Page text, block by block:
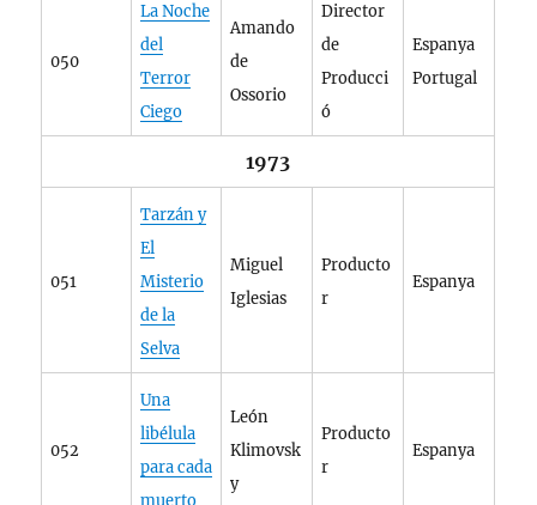
050
La Noche
del
Terror
Ciego
Amando
de
Ossorio
Director
de
Producci
ó
Espanya
Portugal
1973
051
Tarzán y
El
Misterio
de la
Selva
Miguel
Iglesias
Producto
r
Espanya
052
Una
libélula
para cada
muerto
León
Klimovsk
y
Producto
r
Espanya